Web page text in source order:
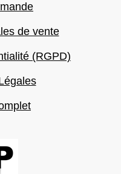
de vente
(RGPD)